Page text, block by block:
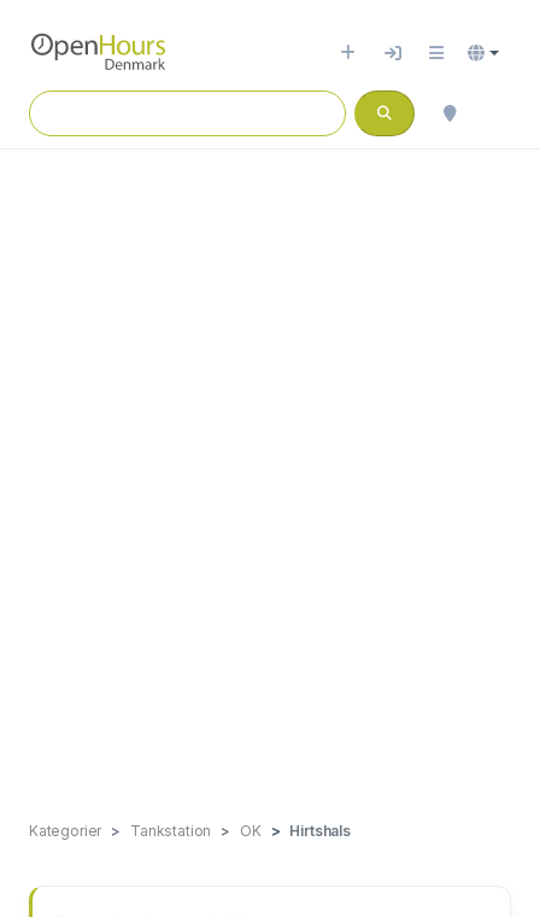
Kategorier Tankstation OK Hirtshals